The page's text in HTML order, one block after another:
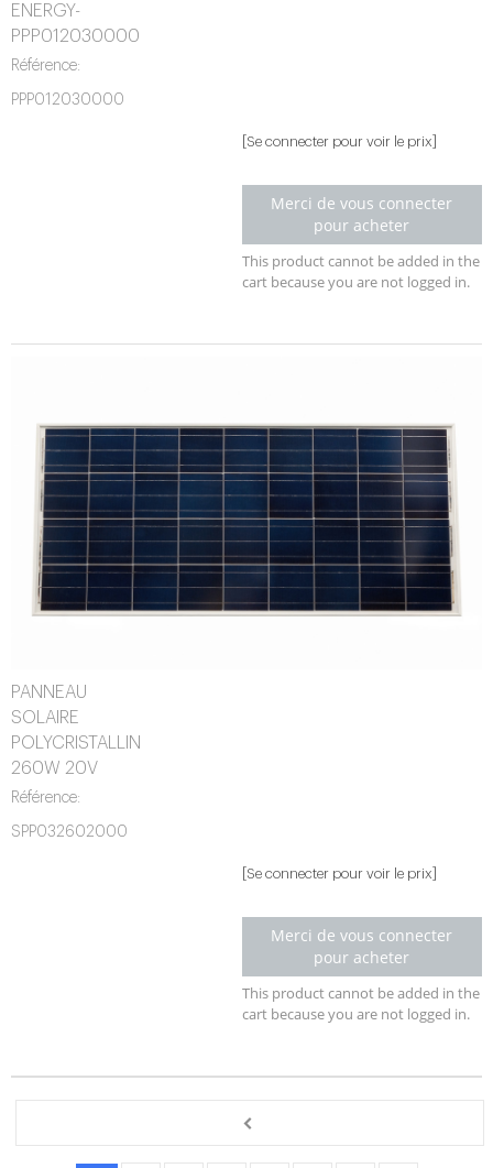
ENERGY-
PPP012030000
Référence:
PPP012030000
[Se connecter pour voir le prix]
Merci de vous connecter
pour acheter
This product cannot be added in the
cart because you are not logged in.
PANNEAU
SOLAIRE
POLYCRISTALLIN
260W 20V
Référence:
SPP032602000
[Se connecter pour voir le prix]
Merci de vous connecter
pour acheter
This product cannot be added in the
cart because you are not logged in.